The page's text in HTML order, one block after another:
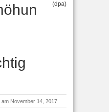
(dpa)
am November 14, 2017